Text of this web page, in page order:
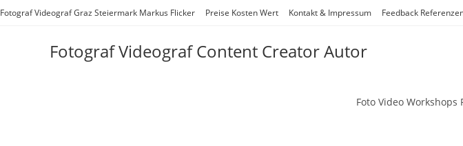
Zum
Fotograf Videograf Graz Steiermark Markus Flicker Preise Kosten Wert Kontakt & Impressum Feedback
Fotograf Videograf Content Creator Autor
Foto Video